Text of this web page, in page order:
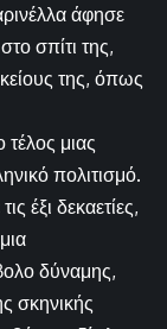
άφησε
σπίτι της,
της, όπως
μιας
πολιτισμό.
έξι δεκαετίες,
δύναμης,
σκηνικής